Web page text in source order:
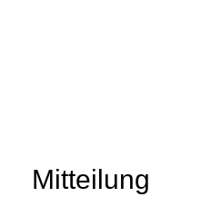
Inserate
Mitteilung